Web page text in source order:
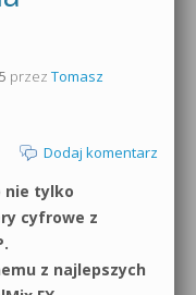
przez Tomasz
Dodaj komentarz
nie tylko
cyfrowe z
z najlepszych